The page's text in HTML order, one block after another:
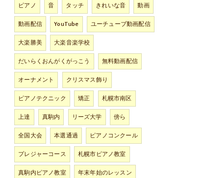
ピアノ
音 タッチ きれいな音
動画
動画配信
YouTube
ユーチューブ動画配信
大楽勝美
大楽音楽学校
だいらくおんがくがっこう
無料動画配信
オーナメント
クリスマス飾り
ピアノテクニック
矯正
札幌市南区
上達
真駒内 リーズ大学
傍ら
全国大会
本選通過
ピアノコンクール
プレジャーコース
札幌市ピアノ教室
真駒内ピアノ教室
年末年始のレッスン